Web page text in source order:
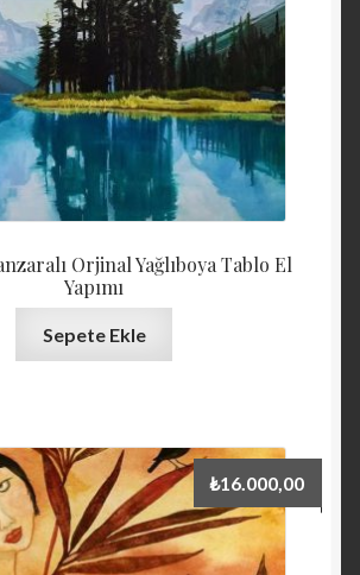
Orjinal Yağlıboya Tablo El
Yapımı
Sepete Ekle
₺16.000,00